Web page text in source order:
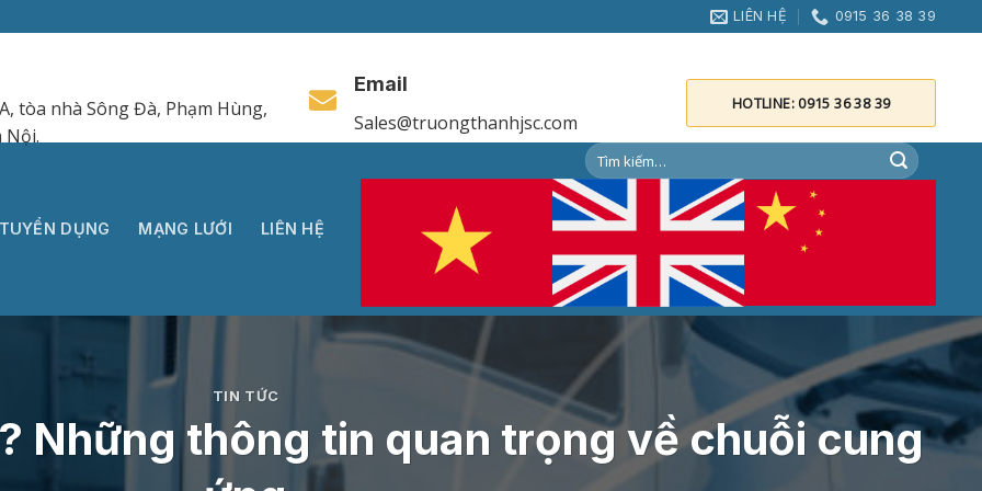
LIÊN HỆ 0915 36 38 39
tòa nhà Sông Đà, Phạm Hùng,
Nội.
Email
Sales@truongthanhjsc.com
HOTLINE: 0915 36 38 39
TUYỂN DỤNG MẠNG LƯỚI LIÊN HỆ
TIN TỨC
Những thông tin quan trọng về chuỗi cung